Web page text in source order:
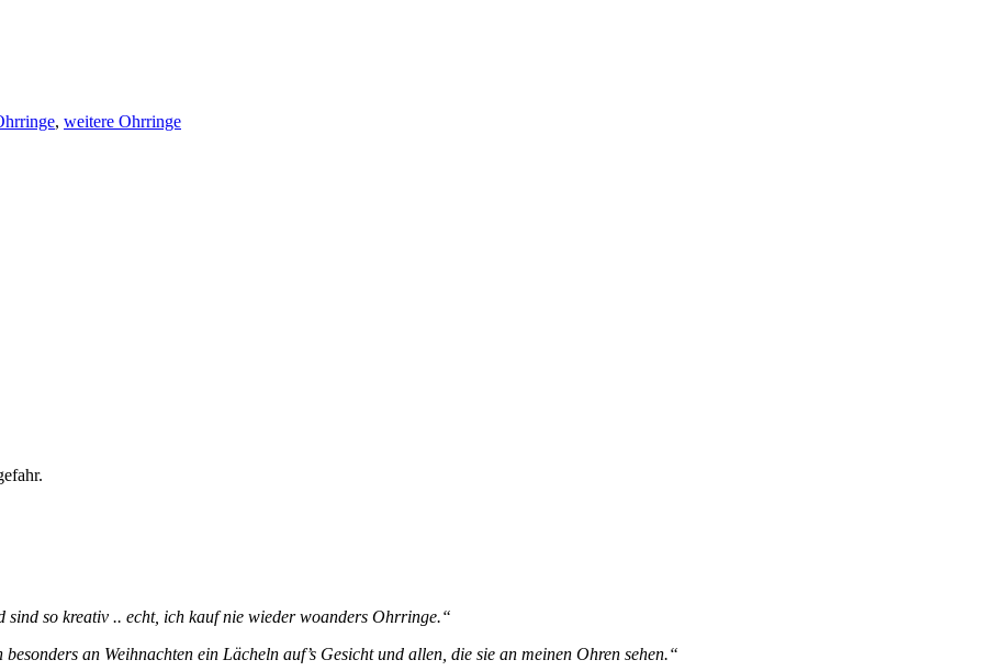
, weitere Ohrringe
sind so kreativ .. echt, ich kauf nie wieder woanders Ohrringe.“
an Weihnachten ein Lächeln auf’s Gesicht und allen, die sie an meinen Ohren sehen.“